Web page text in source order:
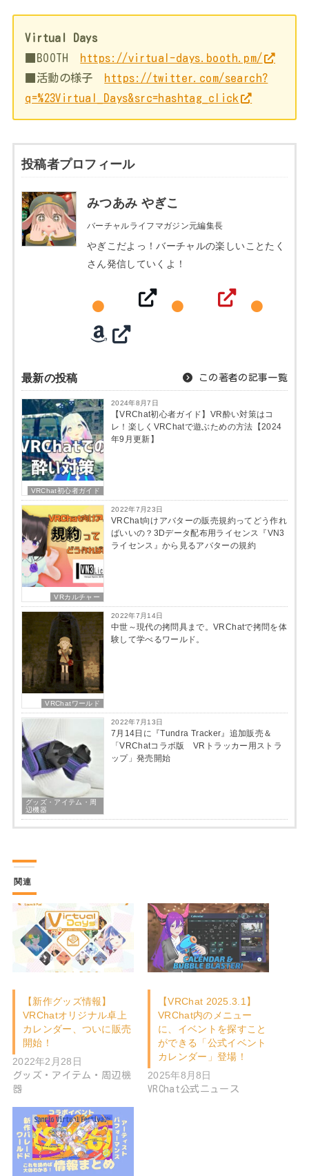
Virtual Days
■BOOTH https://virtual-days.booth.pm/
■活動の様子 https://twitter.com/search?
q=%23Virtual_Days&src=hashtag_click
投稿者プロフィール
みつあみ やぎこ
バーチャルライフマガジン元編集長
やぎこだよっ！バーチャルの楽しいことたく
さん発信していくよ！
最新の投稿 この著者の記事一覧
VRChat初心者ガイド
2024年8月7日
【VRChat初心者ガイド】VR酔い対策はコ
レ！楽しくVRChatで遊ぶための方法【2024
年9月更新】
VRカルチャー
2022年7月23日
VRChat向けアバターの販売規約ってどう作れ
ばいいの？3Dデータ配布用ライセンス『VN3
ライセンス』から見るアバターの規約
VRChatワールド
2022年7月14日
中世～現代の拷問具まで。VRChatで拷問を体
験して学べるワールド。
グッズ・アイテム・周
辺機器
2022年7月13日
7月14日に『Tundra Tracker』追加販売＆
「VRChatコラボ版 VRトラッカー用ストラ
ップ」発売開始
関連
【新作グッズ情報】
VRChatオリジナル卓上
カレンダー、ついに販売
開始！
2022年2月28日
グッズ・アイテム・周辺機
器
【VRChat 2025.3.1】
VRChat内のメニュー
に、イベントを探すこと
ができる「公式イベント
カレンダー」登場！
2025年8月8日
VRChat公式ニュース